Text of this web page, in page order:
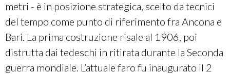
metri - è in posizione strategica, scelto da tecnici
del tempo come punto di riferimento fra Ancona e
Bari. La prima costruzione risale al 1906, poi
distrutta dai tedeschi in ritirata durante la Seconda
guerra mondiale. L’attuale faro fu inaugurato il 2